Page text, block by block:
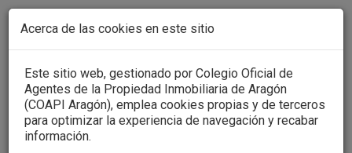
Pasar al contenido principal
Acceso usuarios
Acerca de las cookies en este sitio
Este sitio web, gestionado por Colegio Oficial de
Agentes de la Propiedad Inmobiliaria de Aragón
(COAPI Aragón), emplea cookies propias y de terceros
para optimizar la experiencia de navegación y recabar
información.